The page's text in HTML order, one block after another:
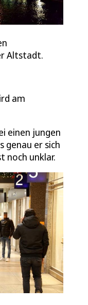
Altstadt.
am
einen jungen
genau er sich
noch unklar.